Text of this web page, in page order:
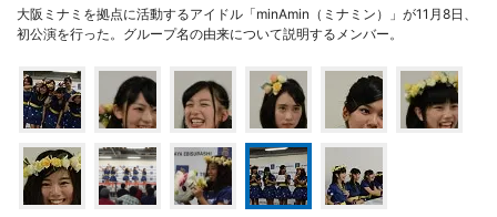
大阪ミナミを拠点に活動するアイドル「minAmin（ミナミン）」が11月8日、
初公演を行った。グループ名の由来について説明するメンバー。